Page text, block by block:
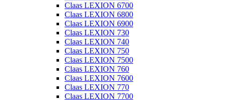
Claas LEXION 6700
Claas LEXION 6800
Claas LEXION 6900
Claas LEXION 730
Claas LEXION 740
Claas LEXION 750
Claas LEXION 7500
Claas LEXION 760
Claas LEXION 7600
Claas LEXION 770
Claas LEXION 7700